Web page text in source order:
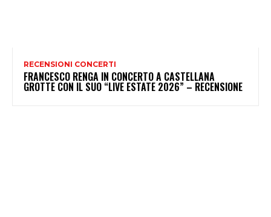
RECENSIONI CONCERTI
FRANCESCO RENGA IN CONCERTO A CASTELLANA
GROTTE CON IL SUO “LIVE ESTATE 2026” – RECENSIONE